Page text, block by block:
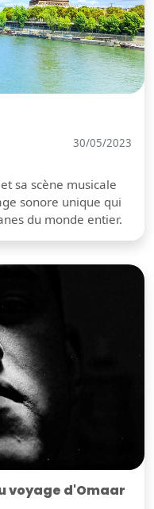
30/05/2023
sa scène musicale
sonore unique qui
du monde entier.
voyage d'Omaar